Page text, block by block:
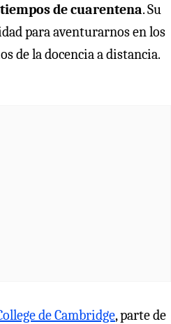
de cuarentena. Su
para aventurarnos en los
de la docencia a distancia.
de Cambridge, parte de